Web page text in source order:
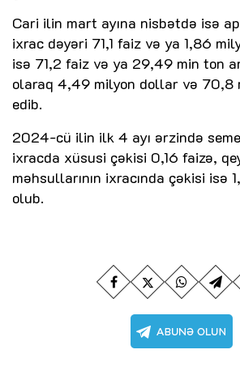
Cari ilin mart ayına nisbətdə isə
ixrac dəyəri 71,1 faiz və ya 1,86
isə 71,2 faiz və ya 29,49 min ton
olaraq 4,49 milyon dollar və 70,8
edib.
2024-cü ilin ilk 4 ayı ərzində
ixracda xüsusi çəkisi 0,16 faizə,
məhsullarının ixracında çəkisi isə
olub.